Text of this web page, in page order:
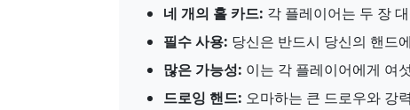
네 개의 홀 카드: 각 플레이어는 두 장
필수 사용: 당신은 반드시 당신의 핸드
많은 가능성: 이는 각 플레이어에게 여
드로잉 핸드: 오마하는 큰 드로우와 강